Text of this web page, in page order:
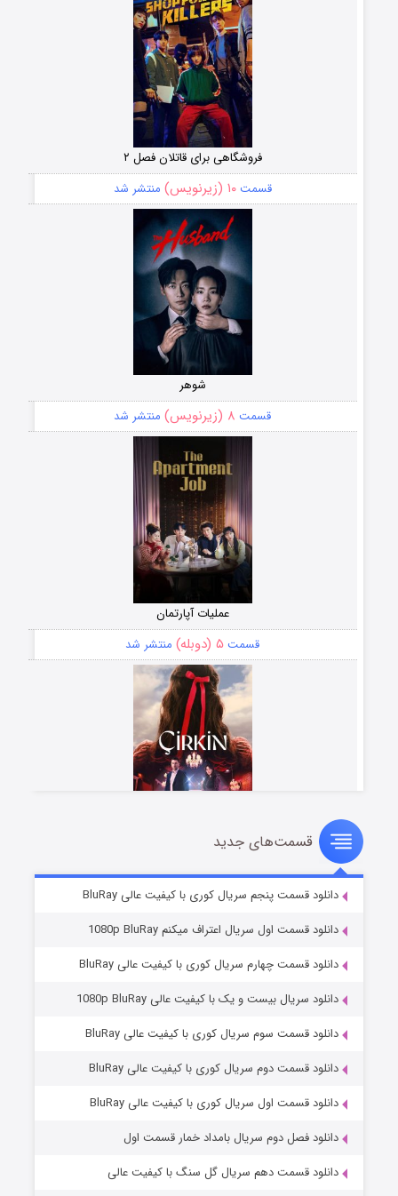
فروشگاهی برای قاتلان فصل ۲
قسمت۱۰ (زیرنویس) منتشر شد
شوهر
قسمت ۸ (زیرنویس) منتشر شد
عملیات آپارتمان
قسمت ۵ (دوبله) منتشر شد
سریال زشت
قسمت۲ (زیرنویس) منتشر شد
مردگان متحرک: شهر مرده ۳
قسمت۲ (زیرنویس) منتشر شد
قسمت‌های جدید
دانلود قسمت پنجم سریال کوری با کیفیت عالی BluRay
دانلود قسمت اول سریال اعتراف میکنم 1080p BluRay
دانلود قسمت چهارم سریال کوری با کیفیت عالی BluRay
دانلود سریال بیست و یک با کیفیت عالی 1080p BluRay
دانلود قسمت سوم سریال کوری با کیفیت عالی BluRay
دانلود قسمت دوم سریال کوری با کیفیت عالی BluRay
دانلود قسمت اول سریال کوری با کیفیت عالی BluRay
دانلود فصل دوم سریال بامداد خمار قسمت اول
دانلود قسمت دهم سریال گل سنگ با کیفیت عالی